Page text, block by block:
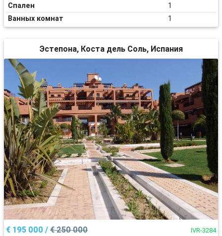
Спален
1
Ванных комнат
1
Эстепона, Коста дель Соль, Испания
€ 195 000 / € 250 000 IVR-3284